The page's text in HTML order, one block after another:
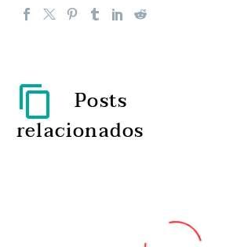
Posts
relacionados